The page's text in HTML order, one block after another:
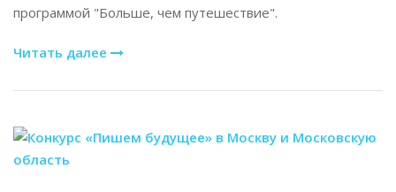
программой "Больше, чем путешествие".
Читать далее